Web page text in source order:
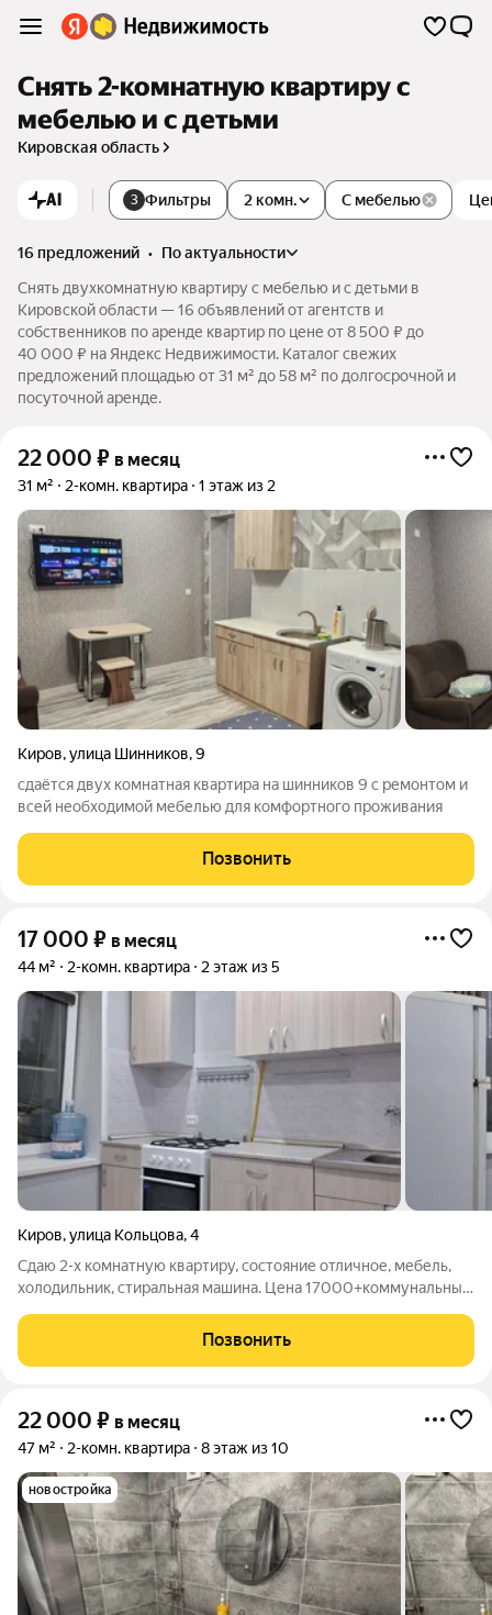
Снять 2-комнатную квартиру с
мебелью и с детьми
Кировская область
AI 3 Фильтры 2 комн. С мебелью
16 предложений •
по актуальности
Снять двухкомнатную квартиру с мебелью и с детьми в
Кировской области — 16 объявлений от агентств и
собственников по аренде квартир по цене от 8 500 ₽ до
40 000 ₽ на Яндекс Недвижимости. Каталог свежих
предложений площадью от 31 м² до 58 м² по долгосрочной и
посуточной аренде.
22 000 ₽ в месяц
31 м² 2-комн. квартира 1 этаж из 2
Киров,улица Шинников,9
сдаётся двух комнатная квартира на шинников 9 с ремонтом и
всей необходимой мебелью для комфортного проживания
Позвонить
17 000 ₽ в месяц
44 м² 2-комн. квартира 2 этаж из 5
Киров,улица Кольцова,4
Сдаю 2-х комнатную квартиру, состояние отличное, мебель,
холодильник, стиральная машина. Цена 17000+коммунальные
Позвонить
22 000 ₽ в месяц
47 м² 2-комн. квартира 8 этаж из 10
новостройка